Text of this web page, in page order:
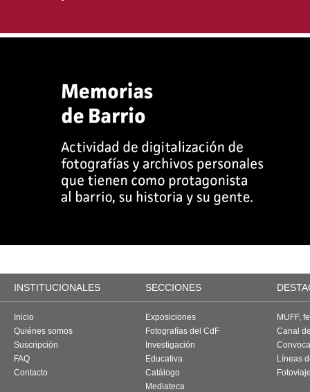
INSTITUCIONALES SECCIONES
Inicio
Quiénes somos
Suscripción
FAQ
Contacto
Exposiciones
Fotografías del CdF
Investigación
Educativa
Catálogo
Mediateca
MUFF,
Canal
Líneas